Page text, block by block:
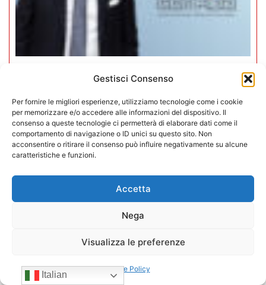
Gestisci Consenso
Per fornire le migliori esperienze, utilizziamo tecnologie come i cookie
per memorizzare e/o accedere alle informazioni del dispositivo. Il
consenso a queste tecnologie ci permetterà di elaborare dati come il
comportamento di navigazione o ID unici su questo sito. Non
acconsentire o ritirare il consenso può influire negativamente su alcune
caratteristiche e funzioni.
Accetta
Nega
Visualizza le preferenze
Cookie Policy
Mario Toniutti confermato Vice
Presidente di CONFIDA per il
quadriennio 2026-2030
15/07/2026
Italian